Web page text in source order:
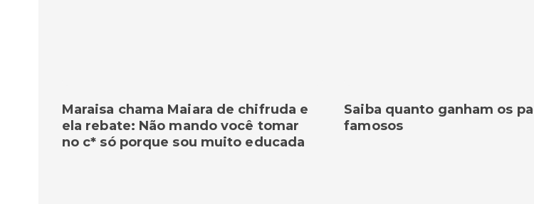
Saiba quanto ganham os
famosos
Maraisa chama Maiara de chifruda e
ela rebate: Não mando você tomar
no c* só porque sou muito educada